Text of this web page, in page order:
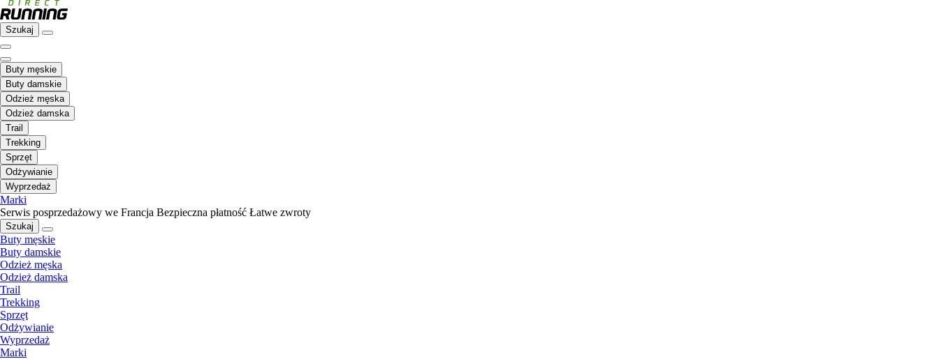
Szukaj
Buty męskie
Buty damskie
Odzież męska
Odzież damska
Trail
Trekking
Sprzęt
Odżywianie
Wyprzedaż
Marki
Serwis posprzedażowy we Francja Bezpieczna płatność Łatwe zwroty
Szukaj
Buty męskie
Buty damskie
Odzież męska
Odzież damska
Trail
Trekking
Sprzęt
Odżywianie
Wyprzedaż
Marki